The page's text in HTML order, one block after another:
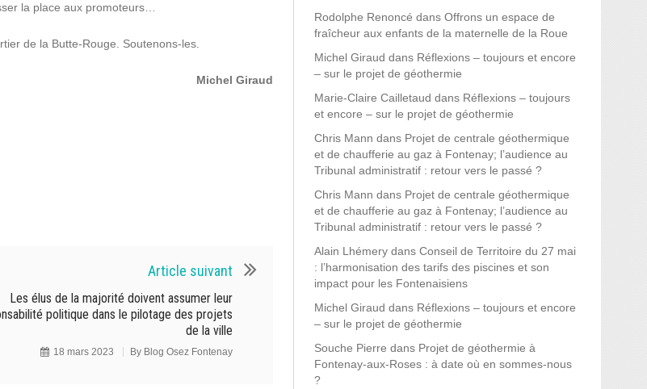
la place aux promoteurs…
de la Butte-Rouge. Soutenons-les.
Michel Giraud
Article suivant
Les élus de la majorité doivent assumer leur
politique dans le pilotage des projets
de la ville
18 mars 2023 By Blog Osez Fontenay
Rodolphe Renoncé dans Offrons un espace de
fraîcheur aux enfants de la maternelle de la Roue
Michel Giraud dans Réflexions – toujours et encore
– sur le projet de géothermie
Marie-Claire Cailletaud dans Réflexions – toujours
et encore – sur le projet de géothermie
Chris Mann dans Projet de centrale géothermique
et de chaufferie au gaz à Fontenay; l’audience au
Tribunal administratif : retour vers le passé ?
Chris Mann dans Projet de centrale géothermique
et de chaufferie au gaz à Fontenay; l’audience au
Tribunal administratif : retour vers le passé ?
Alain Lhémery dans Conseil de Territoire du 27 mai
: l’harmonisation des tarifs des piscines et son
impact pour les Fontenaisiens
Michel Giraud dans Réflexions – toujours et encore
– sur le projet de géothermie
Souche Pierre dans Projet de géothermie à
Fontenay-aux-Roses : à date où en sommes-nous
?